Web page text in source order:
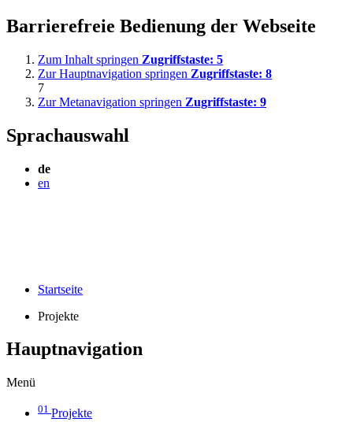
Barrierefreie Bedienung der Webseite
Zum Inhalt springen Zugriffstaste: 5
Zur Hauptnavigation springen Zugriffstaste: 8
7
Zur Metanavigation springen Zugriffstaste: 9
Sprachauswahl
de
en
Startseite
Projekte
Hauptnavigation
Menü
01 Projekte